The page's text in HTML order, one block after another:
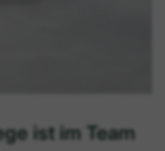
ist im Team